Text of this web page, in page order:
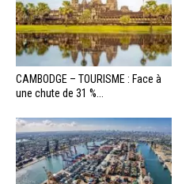
CAMBODGE – TOURISME : Face à
une chute de 31 %...